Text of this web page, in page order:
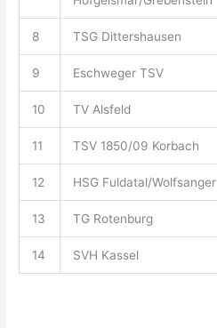
8 TSG Dittershausen
9 Eschweger TSV
10 TV Alsfeld
11 TSV 1850/09 Korbach
12 HSG Fuldatal/Wolfsanger
13 TG Rotenburg
14 SVH Kassel